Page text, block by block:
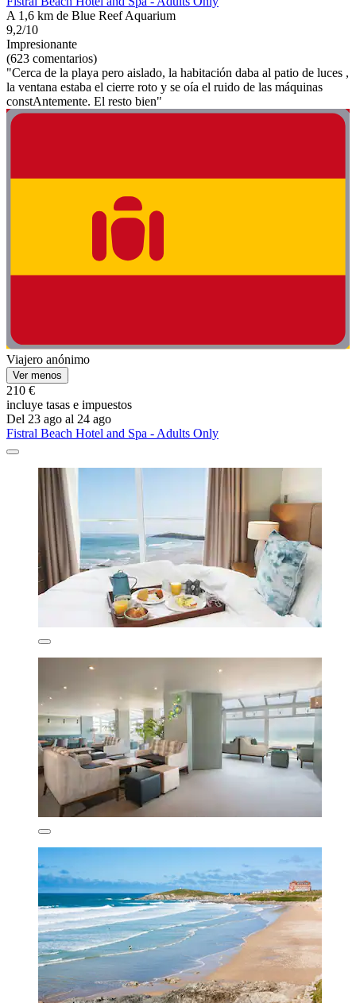
A 1,6 km de Blue Reef Aquarium
9,2/10
Impresionante
(623 comentarios)
"Cerca de la playa pero aislado, la habitación daba al patio de luces ,
la ventana estaba el cierre roto y se oía el ruido de las máquinas
constAntemente. El resto bien"
Viajero anónimo
Ver menos
210 €
incluye tasas e impuestos
Del 23 ago al 24 ago
Fistral Beach Hotel and Spa - Adults Only